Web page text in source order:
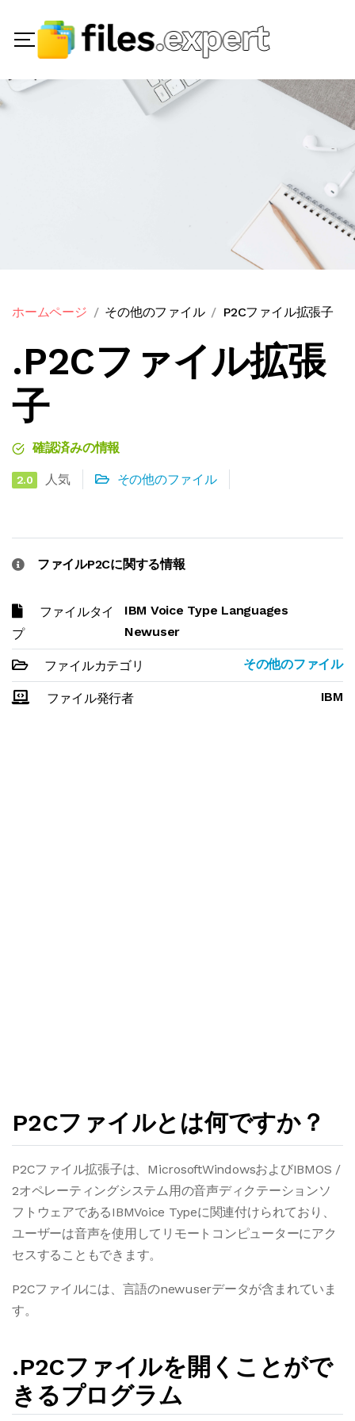
ホームページ その他のファイル P2Cファイル拡張子
.P2Cファイル拡張
子
確認済みの情報
2.0 人気 その他のファイル
ファイルP2Cに関する情報
ファイルタイ
プ
IBM Voice Type Languages
Newuser
ファイルカテゴリ その他のファイル
ファイル発行者 IBM
P2Cファイルとは何ですか？
P2Cファイル拡張子は、MicrosoftWindowsおよびIBMOS /
2オペレーティングシステム用の音声ディクテーションソ
フトウェアであるIBMVoice Typeに関連付けられており、
ユーザーは音声を使用してリモートコンピューターにアク
セスすることもできます。
P2Cファイルには、言語のnewuserデータが含まれていま
す。
.P2Cファイルを開くことがで
きるプログラム